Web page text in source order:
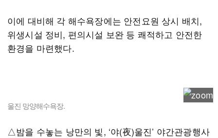
이에 대비해 각 해수욕장에는 안전요원 상시 배치,
위생시설 정비, 편의시설 보완 등 쾌적하고 안전한
환경을 마련했다.
울진 망양해수욕장.
△밤을 수놓는 낭만의 빛, ‘야(夜)울진’ 야간관광행사